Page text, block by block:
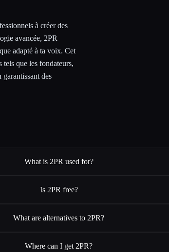
à créer des
avancée, 2PR
adapté à ta voix. Cet
tels que les fondateurs,
des
What is 2PR used for?
Is 2PR free?
What are alternatives to 2PR?
Where can I get 2PR?